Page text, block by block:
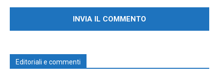
Editoriali e commenti